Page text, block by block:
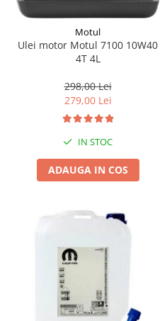
Motul
Ulei motor Motul 7100 10W40
4T 4L
298,00 Lei
279,00 Lei
IN STOC
ADAUGA IN COS